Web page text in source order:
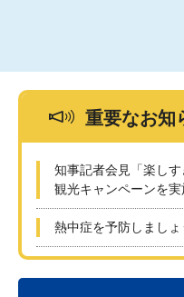
重要なお知
知事記者会見「楽し
観光キャンペーンを
熱中症を予防しましょ